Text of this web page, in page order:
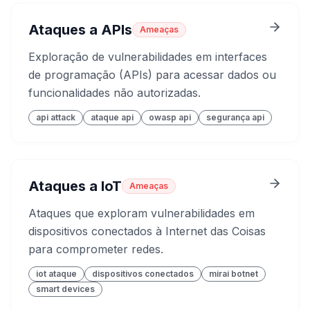
Ataques a APIs Ameaças
Exploração de vulnerabilidades em interfaces
de programação (APIs) para acessar dados ou
funcionalidades não autorizadas.
api attack ataque api owasp api segurança api
Ataques a IoT Ameaças
Ataques que exploram vulnerabilidades em
dispositivos conectados à Internet das Coisas
para comprometer redes.
iot ataque dispositivos conectados
mirai botnet
smart devices